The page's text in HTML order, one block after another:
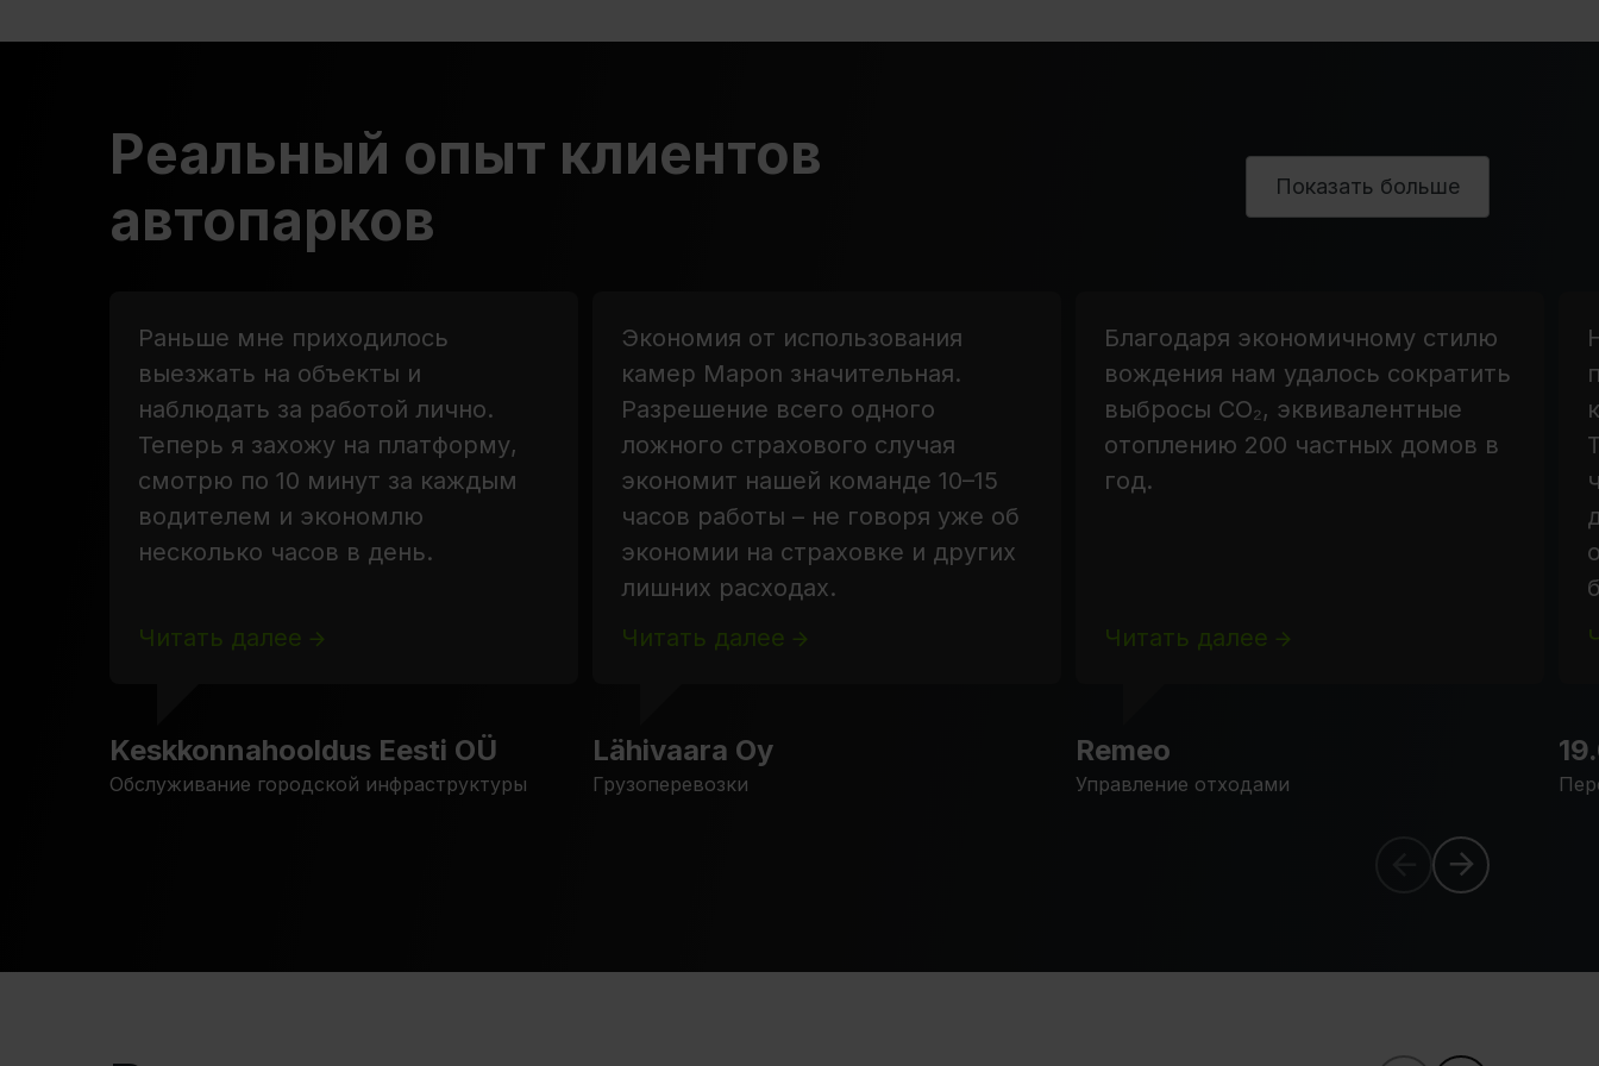
Реальный опыт клиентов
автопарков
Показать больше
Раньше мне приходилось
выезжать на объекты и
наблюдать за работой лично.
Теперь я захожу на платформу,
смотрю по 10 минут за каждым
водителем и экономлю
несколько часов в день.
Читать далее
Keskkonnahooldus Eesti OÜ
Обслуживание городской инфраструктуры
Экономия от использования
камер Mapon значительная.
Разрешение всего одного
ложного страхового случая
экономит нашей команде 10–15
часов работы – не говоря уже об
экономии на страховке и других
лишних расходах.
Читать далее
Lähivaara Oy
Грузоперевозки
Благодаря экономичному стилю
вождения нам удалось сократить
выбросы CO₂, эквивалентные
отоплению 200 частных домов в
год.
Читать далее
Remeo
Управление отходами